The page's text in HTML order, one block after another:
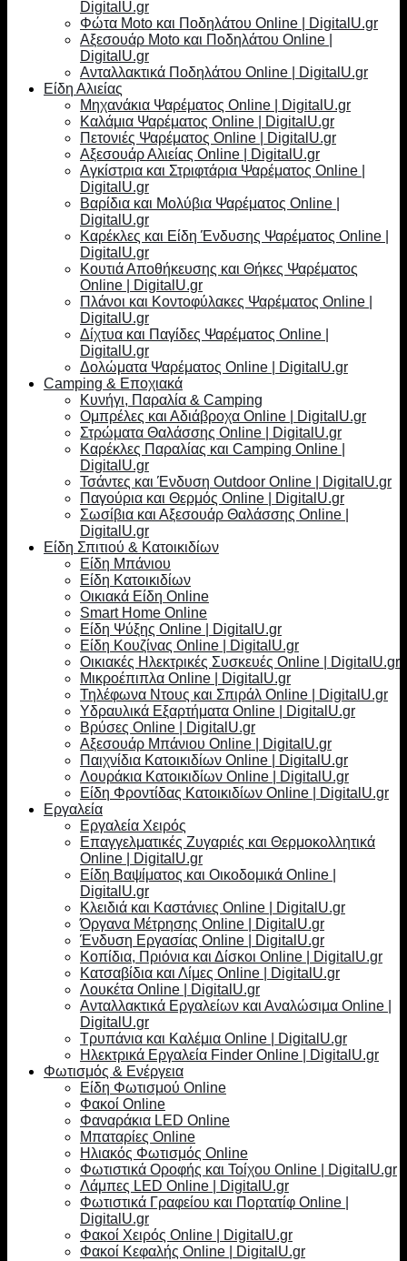
DigitalU.gr
Φώτα Moto και Ποδηλάτου Online | DigitalU.gr
Αξεσουάρ Moto και Ποδηλάτου Online |
DigitalU.gr
Ανταλλακτικά Ποδηλάτου Online | DigitalU.gr
Είδη Αλιείας
Μηχανάκια Ψαρέματος Online | DigitalU.gr
Καλάμια Ψαρέματος Online | DigitalU.gr
Πετονιές Ψαρέματος Online | DigitalU.gr
Αξεσουάρ Αλιείας Online | DigitalU.gr
Αγκίστρια και Στριφτάρια Ψαρέματος Online |
DigitalU.gr
Βαρίδια και Μολύβια Ψαρέματος Online |
DigitalU.gr
Καρέκλες και Είδη Ένδυσης Ψαρέματος Online |
DigitalU.gr
Κουτιά Αποθήκευσης και Θήκες Ψαρέματος
Online | DigitalU.gr
Πλάνοι και Κοντοφύλακες Ψαρέματος Online |
DigitalU.gr
Δίχτυα και Παγίδες Ψαρέματος Online |
DigitalU.gr
Δολώματα Ψαρέματος Online | DigitalU.gr
Camping & Εποχιακά
Κυνήγι, Παραλία & Camping
Ομπρέλες και Αδιάβροχα Online | DigitalU.gr
Στρώματα Θαλάσσης Online | DigitalU.gr
Καρέκλες Παραλίας και Camping Online |
DigitalU.gr
Τσάντες και Ένδυση Outdoor Online | DigitalU.gr
Παγούρια και Θερμός Online | DigitalU.gr
Σωσίβια και Αξεσουάρ Θαλάσσης Online |
DigitalU.gr
Είδη Σπιτιού & Κατοικιδίων
Είδη Μπάνιου
Είδη Κατοικιδίων
Οικιακά Είδη Online
Smart Home Online
Είδη Ψύξης Online | DigitalU.gr
Είδη Κουζίνας Online | DigitalU.gr
Οικιακές Ηλεκτρικές Συσκευές Online | DigitalU.gr
Μικροέπιπλα Online | DigitalU.gr
Τηλέφωνα Ντους και Σπιράλ Online | DigitalU.gr
Υδραυλικά Εξαρτήματα Online | DigitalU.gr
Βρύσες Online | DigitalU.gr
Αξεσουάρ Μπάνιου Online | DigitalU.gr
Παιχνίδια Κατοικιδίων Online | DigitalU.gr
Λουράκια Κατοικιδίων Online | DigitalU.gr
Είδη Φροντίδας Κατοικιδίων Online | DigitalU.gr
Εργαλεία
Εργαλεία Χειρός
Επαγγελματικές Ζυγαριές και Θερμοκολλητικά
Online | DigitalU.gr
Είδη Βαψίματος και Οικοδομικά Online |
DigitalU.gr
Κλειδιά και Καστάνιες Online | DigitalU.gr
Όργανα Μέτρησης Online | DigitalU.gr
Ένδυση Εργασίας Online | DigitalU.gr
Κοπίδια, Πριόνια και Δίσκοι Online | DigitalU.gr
Κατσαβίδια και Λίμες Online | DigitalU.gr
Λουκέτα Online | DigitalU.gr
Ανταλλακτικά Εργαλείων και Αναλώσιμα Online |
DigitalU.gr
Τρυπάνια και Καλέμια Online | DigitalU.gr
Ηλεκτρικά Εργαλεία Finder Online | DigitalU.gr
Φωτισμός & Ενέργεια
Είδη Φωτισμού Online
Φακοί Online
Φαναράκια LED Online
Μπαταρίες Online
Ηλιακός Φωτισμός Online
Φωτιστικά Οροφής και Τοίχου Online | DigitalU.gr
Λάμπες LED Online | DigitalU.gr
Φωτιστικά Γραφείου και Πορτατίφ Online |
DigitalU.gr
Φακοί Χειρός Online | DigitalU.gr
Φακοί Κεφαλής Online | DigitalU.gr